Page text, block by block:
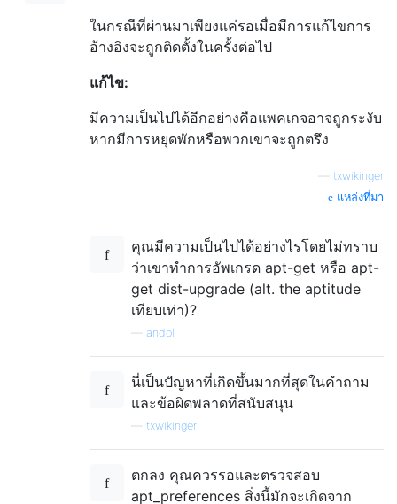
ในกรณีที่ผ่านมาเพียงแค่รอเมื่อมีการแก้ไขการ
อ้างอิงจะถูกติดตั้งในครั้งต่อไป
แก้ไข:
มีความเป็นไปได้อีกอย่างคือแพคเกจอาจถูกระงับ
หากมีการหยุดพักหรือพวกเขาจะถูกตรึง
txwikinger
แหล่งที่มา
คุณมีความเป็นไปได้อย่างไรโดยไม่ทราบ
ว่าเขาทำการอัพเกรด apt-get หรือ apt-
get dist-upgrade (alt. the aptitude
เทียบเท่า)?
andol
นี่เป็นปัญหาที่เกิดขึ้นมากที่สุดในคำถาม
และข้อผิดพลาดที่สนับสนุน
txwikinger
ตกลง คุณควรรอและตรวจสอบ
apt_preferences สิ่งนี้มักจะเกิดจาก